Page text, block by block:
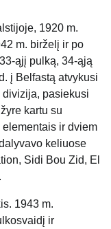
1920 m.
m. birželį ir po
ąjį pulką, 34-ąją
į Belfastą atvykusi
pasiekusi
kartu su
ir dviem
keliuose
Sidi Bou Zid, El
1943 m.
ir